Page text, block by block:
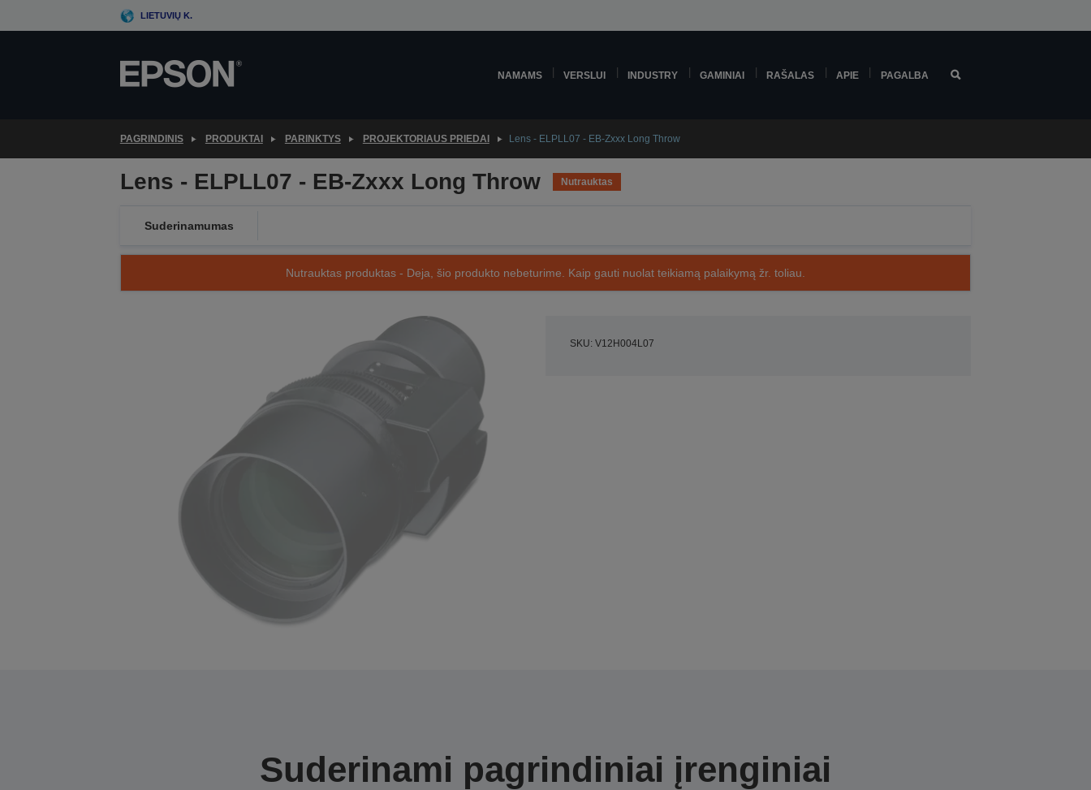
to
LIETUVIŲ K.
NAMAMS VERSLUI INDUSTRY GAMINIAI RAŠALAS APIE PAGALBA
PAGRINDINIS PRODUKTAI PARINKTYS PROJEKTORIAUS PRIEDAI Lens - ELPLL07 - EB-Zxxx Long Throw
Lens - ELPLL07 - EB-Zxxx Long Throw Nutrauktas
Suderinamumas
Nutrauktas produktas - Deja, šio produkto nebeturime. Kaip gauti nuolat teikiamą palaikymą žr. toliau.
SKU: V12H004L07
Suderinami pagrindiniai įrenginiai